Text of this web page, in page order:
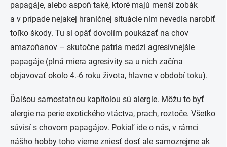
papagáje, alebo aspoň také, ktoré majú menší zobák
a v prípade nejakej hraničnej situácie ním nevedia narobiť
toľko škody. Tu si opäť dovolím poukázať na chov
amazoňanov – skutočne patria medzi agresívnejšie
papagáje (plná miera agresivity sa u nich začína
objavovať okolo 4.-6 roku života, hlavne v období toku).
Ďalšou samostatnou kapitolou sú alergie. Môžu to byť
alergie na perie exotického vtáctva, prach, roztoče. Všetko
súvisí s chovom papagájov. Pokiaľ ide o nás, v rámci
nášho hobby toho vieme zniesť dosť ale samozrejme ak